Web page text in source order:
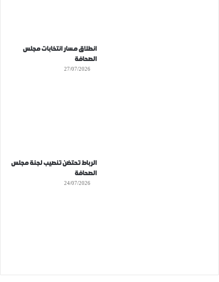
انطلاق مسار انتخابات مجلس
الصحافة
27/07/2026
الرباط تحتضن تنصيب لجنة مجلس
الصحافة
24/07/2026